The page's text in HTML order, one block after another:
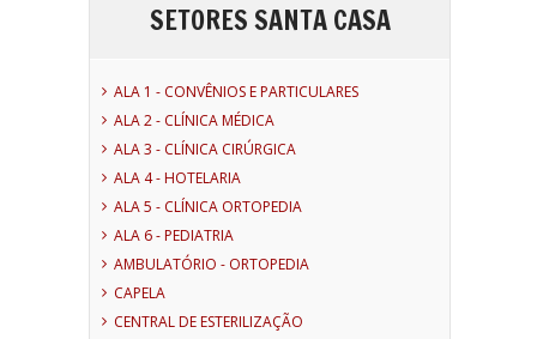
SETORES SANTA CASA
ALA 1 - CONVÊNIOS E PARTICULARES
ALA 2 - CLÍNICA MÉDICA
ALA 3 - CLÍNICA CIRÚRGICA
ALA 4 - HOTELARIA
ALA 5 - CLÍNICA ORTOPEDIA
ALA 6 - PEDIATRIA
AMBULATÓRIO - ORTOPEDIA
CAPELA
CENTRAL DE ESTERILIZAÇÃO